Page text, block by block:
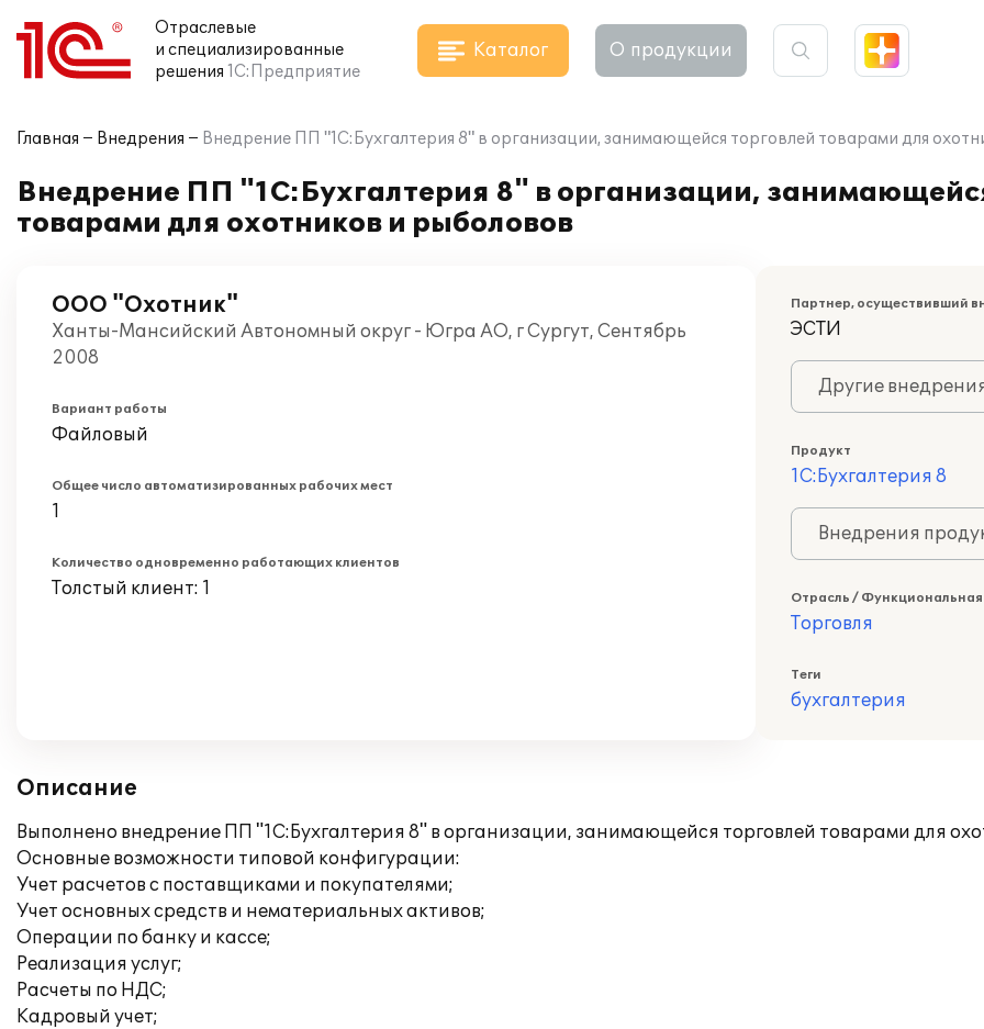
Отраслевые
и специализированные
решения 1С:Предприятие
Каталог О продукции
Главная Внедрения Внедрение ПП "1С:Бухгалтерия 8" в организации, занимающейся торговлей товарами для
Внедрение ПП "1С:Бухгалтерия 8" в организации,
товарами для охотников и рыболовов
ООО "Охотник"
Ханты-Мансийский Автономный округ - Югра АО, г Сургут, Сентябрь
2008
Вариант работы
Файловый
Общее число автоматизированных рабочих мест
1
Количество одновременно работающих клиентов
Толстый клиент: 1
Партнер, осуществивший
ЭСТИ
Другие
Продукт
1С:Бухгалтерия 8
Внедрения
Отрасль / Функциональная
Торговля
Теги
бухгалтерия
Описание
Выполнено внедрение ПП "1С:Бухгалтерия 8" в организации, занимающейся торговлей товарами для
Основные возможности типовой конфигурации:
Учет расчетов с поставщиками и покупателями;
Учет основных средств и нематериальных активов;
Операции по банку и кассе;
Реализация услуг;
Расчеты по НДС;
Кадровый учет;